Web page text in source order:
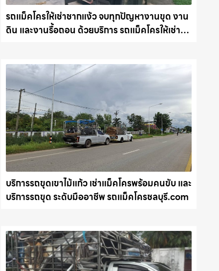
รถแม็คโครให้เช่าชากแง้ว จบทุกปัญหางานขุด งาน
ดิน และงานรื้อถอน ด้วยบริการ รถแม็คโครให้เช่าที่
บริการรถขุดเขาไม้แก้ว เช่าแม็คโครพร้อมคนขับ และ
บริการรถขุด ระดับมืออาชีพ รถแม็คโครชลบุรี.com